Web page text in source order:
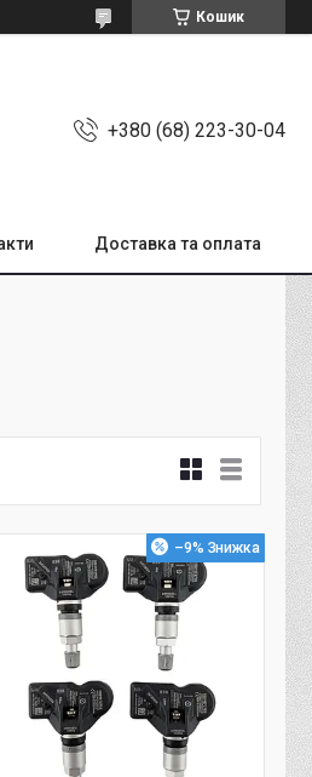
Кошик
+380 (68) 223-30-04
Доставка та оплата
–9%